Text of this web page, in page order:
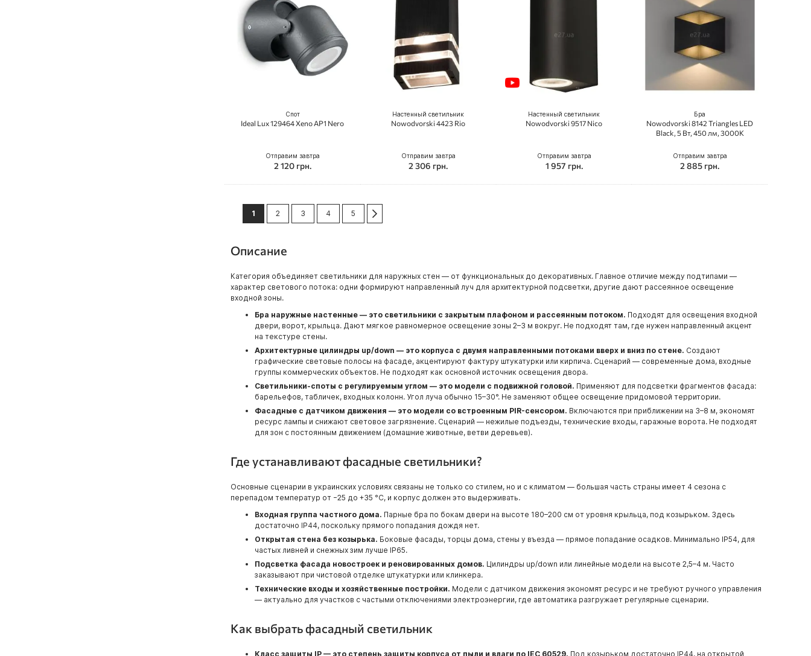
Спот
Ideal Lux 129464 Xeno AP1 Nero
Отправим завтра
2 120 грн.
Настенный светильник
Nowodvorski 4423 Rio
Отправим завтра
2 306 грн.
Настенный светильник
Nowodvorski 9517 Nico
Отправим завтра
1 957 грн.
Бра
Nowodvorski 8142 Triangles LED
Black, 5 Вт, 450 лм, 3000K
Отправим завтра
2 885 грн.
Сторінка
You're currently reading page
1 Сторінка
2 Сторінка
3 Сторінка
4 Сторінка
5 Сторінка
Следующий
Описание
Категория объединяет светильники для наружных стен — от функциональных до декоративных. Главное отличие между подтипами —
характер светового потока: одни формируют направленный луч для архитектурной подсветки, другие дают рассеянное освещение
входной зоны.
Бра наружные настенные — это светильники с закрытым плафоном и рассеянным потоком. Подходят для освещения входной
двери, ворот, крыльца. Дают мягкое равномерное освещение зоны 2–3 м вокруг. Не подходят там, где нужен направленный акцент
на текстуре стены.
Архитектурные цилиндры up/down — это корпуса с двумя направленными потоками вверх и вниз по стене. Создают
графические световые полосы на фасаде, акцентируют фактуру штукатурки или кирпича. Сценарий — современные дома, входные
группы коммерческих объектов. Не подходят как основной источник освещения двора.
Светильники-споты с регулируемым углом — это модели с подвижной головой. Применяют для подсветки фрагментов фасада:
барельефов, табличек, входных колонн. Угол луча обычно 15–30°. Не заменяют общее освещение придомовой территории.
Фасадные с датчиком движения — это модели со встроенным PIR-сенсором. Включаются при приближении на 3–8 м, экономят
ресурс лампы и снижают световое загрязнение. Сценарий — нежилые подъезды, технические входы, гаражные ворота. Не подходят
для зон с постоянным движением (домашние животные, ветви деревьев).
Где устанавливают фасадные светильники?
Основные сценарии в украинских условиях связаны не только со стилем, но и с климатом — большая часть страны имеет 4 сезона с
перепадом температур от −25 до +35 °C, и корпус должен это выдерживать.
Входная группа частного дома. Парные бра по бокам двери на высоте 180–200 см от уровня крыльца, под козырьком. Здесь
достаточно IP44, поскольку прямого попадания дождя нет.
Открытая стена без козырька. Боковые фасады, торцы дома, стены у въезда — прямое попадание осадков. Минимально IP54, для
частых ливней и снежных зим лучше IP65.
Подсветка фасада новостроек и реновированных домов. Цилиндры up/down или линейные модели на высоте 2,5–4 м. Часто
заказывают при чистовой отделке штукатурки или клинкера.
Технические входы и хозяйственные постройки. Модели с датчиком движения экономят ресурс и не требуют ручного управления
— актуально для участков с частыми отключениями электроэнергии, где автоматика разгружает регулярные сценарии.
Как выбрать фасадный светильник
Класс защиты IP — это степень защиты корпуса от пыли и влаги по IEC 60529. Под козырьком достаточно IP44, на открытой